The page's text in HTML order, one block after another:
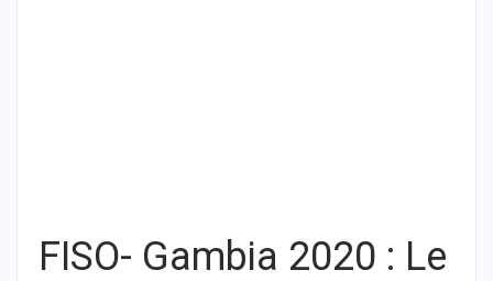
FISO- Gambia 2020 : Le